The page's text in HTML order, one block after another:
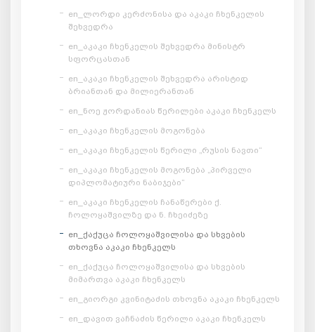
en_ლორდი კერძონისა და აკაკი ჩხენკელის
შეხვედრა
en_აკაკი ჩხენკელის შეხვედრა მინისტრ
სფორცასთან
en_აკაკი ჩხენკელის შეხვედრა არისტიდ
ბრიანთან და მილიერანთან
en_ნოე ჟორდანიას წერილები აკაკი ჩხენკელს
en_აკაკი ჩხენკელის მოგონება
en_აკაკი ჩხენკელის წერილი „რუსის ნავთი“
en_აკაკი ჩხენკელის მოგონება „პირველი
დიპლომატიური ნაბიჯები“
en_აკაკი ჩხენკელის ჩანაწერები ქ.
ჩოლოყაშვილზე და ნ. ჩხეიძეზე
en_ქაქუცა ჩოლოყაშვილისა და სხვების
თხოვნა აკაკი ჩხენკელს
en_ქაქუცა ჩოლოყაშვილისა და სხვების
მიმართვა აკაკი ჩხენკელს
en_გიორგი კვინიტაძის თხოვნა აკაკი ჩხენკელს
en_დავით ვაჩნაძის წერილი აკაკი ჩხენკელს